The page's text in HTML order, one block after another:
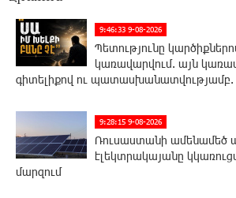
9:46:33 9-08-2026
Պետությունը
կառավարվում. այն
գիտելիքով ու պատասխանատվությամբ.
9:28:15 9-08-2026
Ռուսաստանի ամենամեծ
էլեկտրակայանը
մարզում